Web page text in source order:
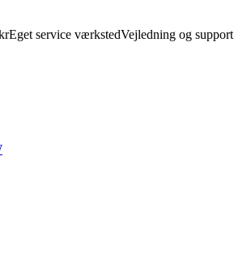
Eget service værkstedVejledning og support